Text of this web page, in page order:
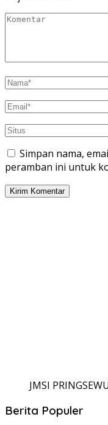
Simpan nama,
peramban ini untuk
JMSI
Berita Populer